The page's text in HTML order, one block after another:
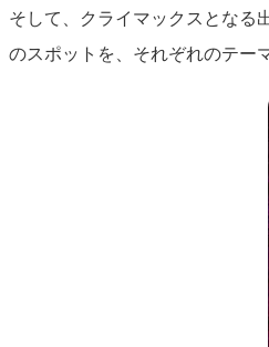
そして、クライマックスとなる
のスポットを、それぞれのテー